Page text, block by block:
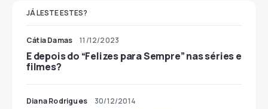
JÁ LESTE ESTES?
Cátia Damas 11/12/2023
E depois do “Felizes para Sempre” nas séries e
filmes?
Diana Rodrigues 30/12/2014